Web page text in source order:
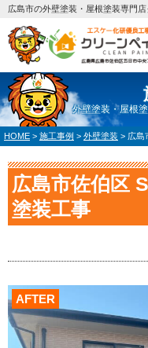
広島市の外壁塗装・屋根塗装専門
外壁塗装・屋根
HOME > 施工事例 > 外壁塗装 > 広島
広島市佐伯区
塗装工事
AFTER